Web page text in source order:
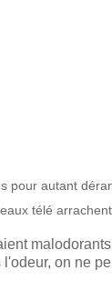
pour autant
télé
on ne